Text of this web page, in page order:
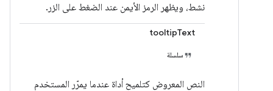
نشط، ويظهر الرمز الأيمن عند الضغط على الزر.
tooltipText
سلسلة
النص المعروض كتلميح أداة عندما يمرّر المستخدم